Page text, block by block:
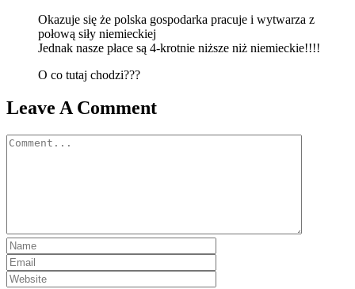
Okazuje się że polska gospodarka pracuje i wytwarza z
połową siły niemieckiej
Jednak nasze płace są 4-krotnie niższe niż niemieckie!!!!
O co tutaj chodzi???
Leave A Comment
Comment